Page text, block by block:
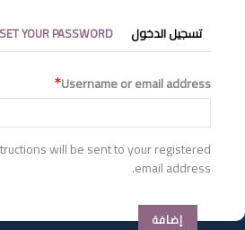
التبويبات
الأساسية
تسجيل الدخول YOUR PASSWORD
Username or email address
will be sent to your registered
email address.